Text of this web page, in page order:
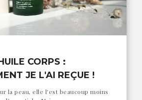
CORPS :
JE L'AI REÇUE !
la peau, elle l'est beaucoup moins